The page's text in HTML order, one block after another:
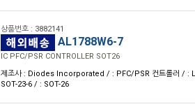
상품번호 : 3882141
AL1788W6-7
IC PFC/PSR CONTROLLER SOT26
제조사 : Diodes Incorporated / : PFC/PSR 컨트롤러 / :
SOT-23-6 / : SOT-26